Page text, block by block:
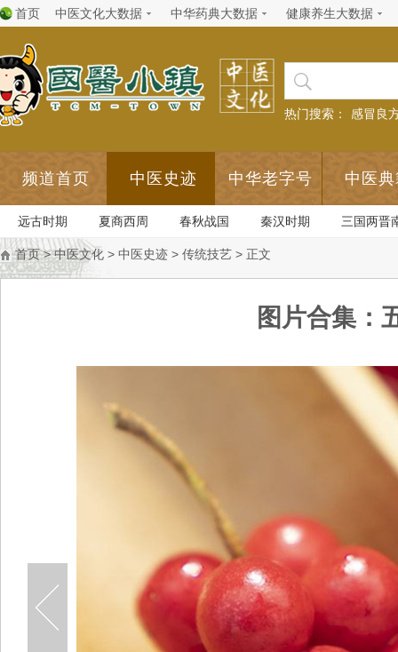
首页 中医文化大数据 中华药典大数据 健康养生大数据
热门搜索： 感冒良
频道首页 中医史迹 中华老字号 中医
远古时期 夏商西周 春秋战国 秦汉时期 三国两晋
首页>中医文化 > 中医史迹 > 传统技艺 > 正文
图片合集：